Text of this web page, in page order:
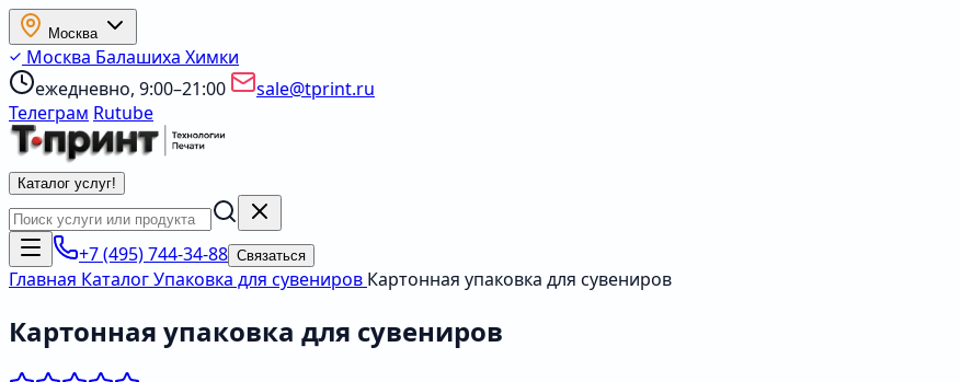
Москва
Москва Балашиха Химки
ежедневно, 9:00–21:00
sale@tprint.ru
Телеграм Rutube
Каталог услуг!
+7 (495) 744-34-88 Связаться
Главная КаталогУпаковка для сувениров Картонная упаковка для сувениров
Картонная упаковка для сувениров